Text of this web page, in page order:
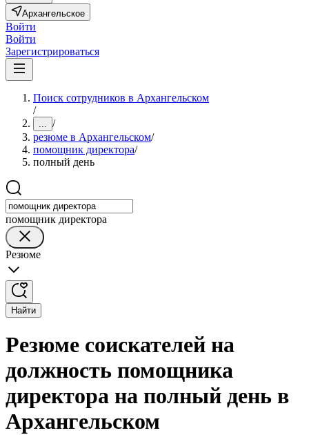
Архангельское
Войти
Войти
Зарегистрироваться
Поиск сотрудников в Архангельском
/
... /
резюме в Архангельском/
помощник директора/
полный день
помощник директора
Резюме
Найти
Резюме соискателей на
должность помощника
директора на полный день в
Архангельском